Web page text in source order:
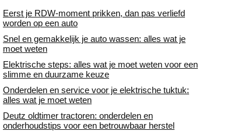
Eerst je RDW-moment prikken, dan pas verliefd
worden op een auto
Snel en gemakkelijk je auto wassen: alles wat je
moet weten
Elektrische steps: alles wat je moet weten voor een
slimme en duurzame keuze
Onderdelen en service voor je elektrische tuktuk:
alles wat je moet weten
Deutz oldtimer tractoren: onderdelen en
onderhoudstips voor een betrouwbaar herstel